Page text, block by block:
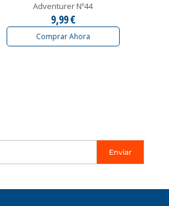
Adventurer Nº44
9,99 €
Comprar Ahora
Enviar